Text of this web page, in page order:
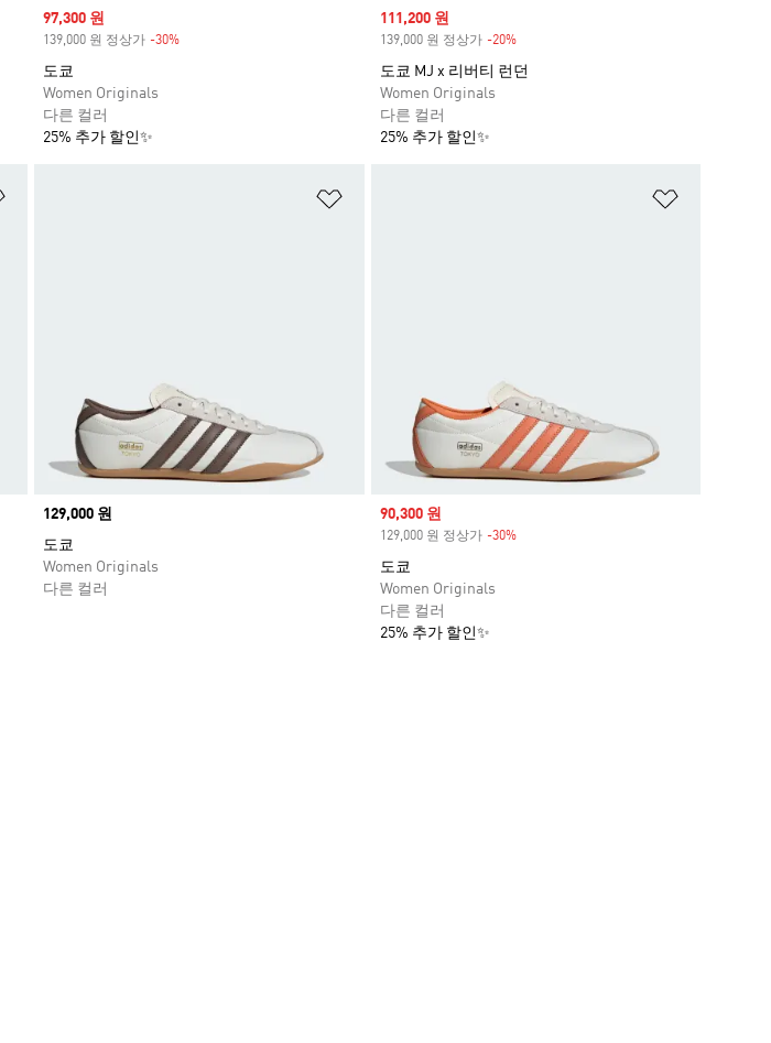
Sale price
97,300 원
139,000 원 정상가 -30%
도쿄
Women Originals
다른 컬러
25% 추가 할인✨
Sale price
111,200 원
139,000 원 정상가 -20%Discount
도쿄 MJ x 리버티 런던
Women Originals
다른 컬러
25% 추가 할인✨
Price
129,000 원
도쿄
Women Originals
다른 컬러
Sale price
90,300 원
129,000 원 정상가 -30%Discount
도쿄
Women Originals
다른 컬러
25% 추가 할인✨